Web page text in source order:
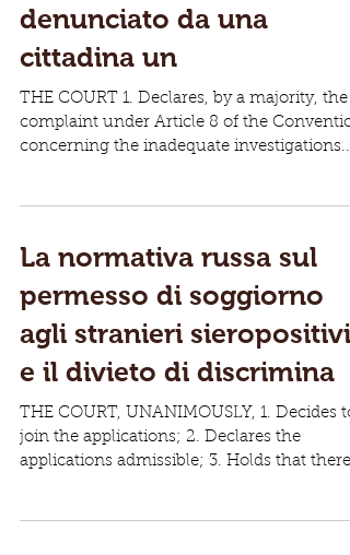
denunciato da una
cittadina un
THE COURT 1. Declares, by a majority, the
complaint under Article 8 of the
concerning the inadequate investigations...
La normativa russa sul
permesso di soggiorno
agli stranieri sieropositivi
e il divieto di discrimina
THE COURT, UNANIMOUSLY, 1. Decides to
join the applications; 2. Declares the
applications admissible; 3. Holds that there